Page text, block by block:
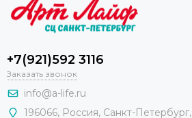
+7(921)592 3116
Заказать звонок
info@a-life.ru
196066, Россия, Санкт-Петербург,